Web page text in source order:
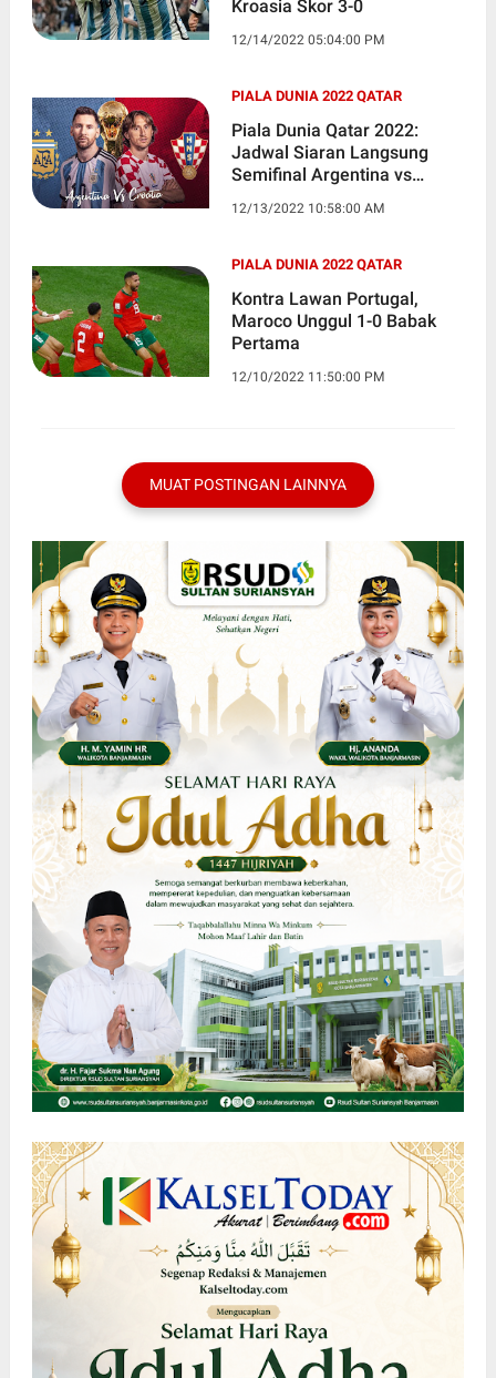
Kroasia Skor 3-0
12/14/2022 05:04:00 PM
PIALA DUNIA 2022 QATAR
Piala Dunia Qatar 2022:
Jadwal Siaran Langsung
Semifinal Argentina vs
12/13/2022 10:58:00 AM
PIALA DUNIA 2022 QATAR
Kontra Lawan Portugal,
Maroco Unggul 1-0 Babak
Pertama
12/10/2022 11:50:00 PM
MUAT POSTINGAN LAINNYA